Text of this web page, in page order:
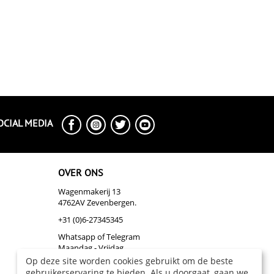
MEDIA
OVER ONS
Wagenmakerij 13
4762AV Zevenbergen.
+31 (0)6-27345345
Whatsapp of Telegram
Maandag - Vrijdag
info@biazakelijk.nl
Op deze site worden cookies gebruikt om de beste